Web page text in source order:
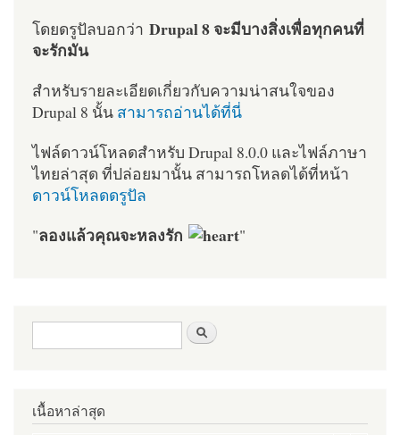
โดยดรูปัลบอกว่า Drupal 8 จะมีบางสิ่งเพื่อทุกคนที่
จะรักมัน
สำหรับรายละเอียดเกี่ยวกับความน่าสนใจของ
Drupal 8 นั้น สามารถอ่านได้ที่นี่
ไฟล์ดาวน์โหลดสำหรับ Drupal 8.0.0 และไฟล์ภาษา
ไทยล่าสุด ที่ปล่อยมานั้น สามารถโหลดได้ที่หน้า
ดาวน์โหลดดรูปัล
"ลองแล้วคุณจะหลงรัก "
ฟอร์มค้นหา
เนื้อหาล่าสุด